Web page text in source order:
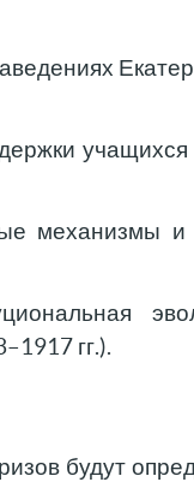
механизмы и
гг.).
будут